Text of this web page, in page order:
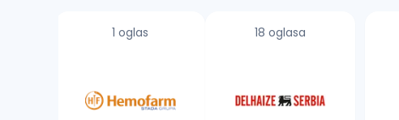
1 oglas 18 oglasa